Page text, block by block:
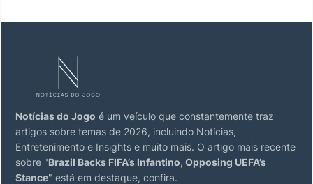
Notícias do Jogo é um veículo que constantemente traz
artigos sobre temas de 2026, incluindo Notícias,
Entretenimento e Insights e muito mais. O artigo mais recente
sobre "Brazil Backs FIFA’s Infantino, Opposing UEFA’s
Stance" está em destaque, confira.